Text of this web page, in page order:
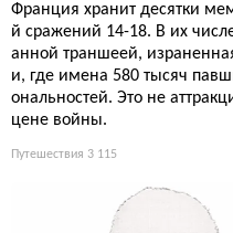
Франция хранит десятки
й сражений 14-18. В их
анной траншеей,
и, где имена 580 тысяч
ональностей. Это не
цене войны.
Путешествия 3 115